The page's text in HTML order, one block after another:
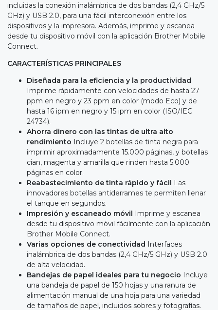
incluidas la conexión inalámbrica de dos bandas (2,4 GHz/5
GHz) y USB 2.0, para una fácil interconexión entre los
dispositivos y la impresora. Además, imprime y escanea
desde tu dispositivo móvil con la aplicación Brother Mobile
Connect.
CARACTERÍSTICAS PRINCIPALES
Diseñada para la eficiencia y la productividad
Imprime rápidamente con velocidades de hasta 27
ppm en negro y 23 ppm en color (modo Eco) y de
hasta 16 ipm en negro y 15 ipm en color (ISO/IEC
24734).
Ahorra dinero con las tintas de ultra alto
rendimiento Incluye 2 botellas de tinta negra para
imprimir aproximadamente 15.000 páginas, y botellas
cian, magenta y amarilla que rinden hasta 5.000
páginas en color.
Reabastecimiento de tinta rápido y fácil Las
innovadores botellas antiderrames te permiten llenar
el tanque en segundos.
Impresión y escaneado móvil Imprime y escanea
desde tu dispositivo móvil fácilmente con la aplicación
Brother Mobile Connect.
Varias opciones de conectividad Interfaces
inalámbrica de dos bandas (2,4 GHz/5 GHz) y USB 2.0
de alta velocidad.
Bandejas de papel ideales para tu negocio Incluye
una bandeja de papel de 150 hojas y una ranura de
alimentación manual de una hoja para una variedad
de tamaños de papel, incluidos sobres y fotografías.